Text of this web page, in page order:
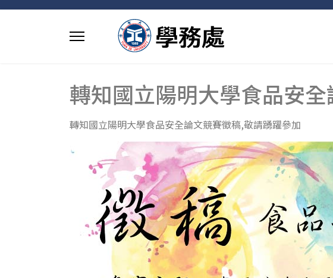
轉知國立陽明大學食品安
轉知國立陽明大學食品安全論文競賽徵稿,敬請踴躍參加